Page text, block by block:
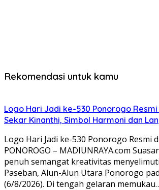
Rekomendasi untuk kamu
Logo Hari Jadi ke-530 Ponorogo
Sekar Kinanthi, Simbol Harmoni dan
Logo Hari Jadi ke-530 Ponorogo Resmi
PONOROGO – MADIUNRAYA.com
penuh semangat kreativitas
Paseban, Alun-Alun Utara Ponorogo
(6/8/2026). Di tengah gelaran